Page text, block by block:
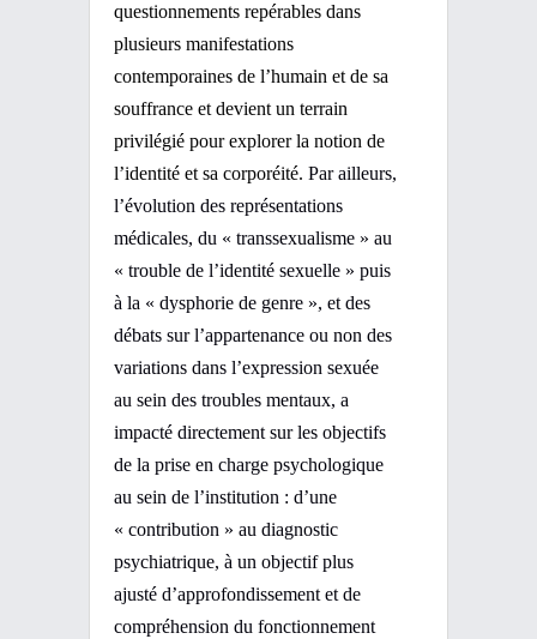
questionnements repérables dans
plusieurs manifestations
contemporaines de l’humain et de sa
souffrance et devient un terrain
privilégié pour explorer la notion de
l’identité et sa corporéité. Par ailleurs,
l’évolution des représentations
médicales, du « transsexualisme » au
« trouble de l’identité sexuelle » puis
à la « dysphorie de genre », et des
débats sur l’appartenance ou non des
variations dans l’expression sexuée
au sein des troubles mentaux, a
impacté directement sur les objectifs
de la prise en charge psychologique
au sein de l’institution : d’une
« contribution » au diagnostic
psychiatrique, à un objectif plus
ajusté d’approfondissement et de
compréhension du fonctionnement